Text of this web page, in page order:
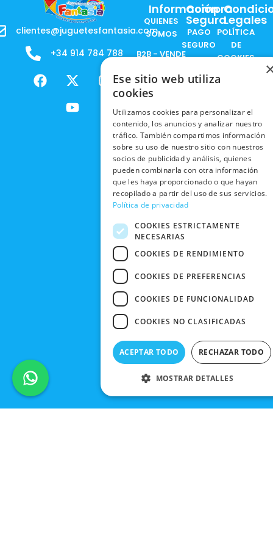
clientes@juguetesfantasia.com
+34 914 784 788
F
a
X
-
t
w
m
Y
o
u
t
Información
QUIENES
SOMOS
B2B - VENDE
PRODUCTOS
RESPONSABILIDAD
SOCIAL
TRABAJA
CON
NOSOTROS
NUESTRAS
TIENDAS
BLACK
FRIDAY
Compra
Segura
PAGO
SEGURO
NACIONALES
INTERNACIONALES
RECOGIDA
EN TIENDA
DEVOLUCIONES
Y CAMBIOS
CANCELAR
PEDIDO
Legales
POLÍTICA
DE
COOKIES
POLÍTICAS
EN RRSS
POLÍTICA DE
PRIVACIDAD
CONDICIONES
DE COMPRA
Ese sitio web utiliza
cookies
Utilizamos cookies para personalizar el
contenido, los anuncios y analizar nuestro
tráfico. También compartimos información
sobre su uso de nuestro sitio con nuestros
socios de publicidad y análisis, quienes
pueden combinarla con otra información
que les haya proporcionado o que hayan
recopilado a partir del uso de sus servicios.
Política de privacidad
COOKIES ESTRICTAMENTE
NECESARIAS
COOKIES DE RENDIMIENTO
COOKIES DE PREFERENCIAS
COOKIES DE FUNCIONALIDAD
COOKIES NO CLASIFICADAS
ACEPTAR TODO RECHAZAR TODO
MOSTRAR DETALLES